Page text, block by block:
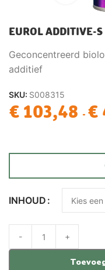
EUROL ADDITIVE-S
Geconcentreerd
additief
SKU: S008315
€ 103,48 - €
INHOUD